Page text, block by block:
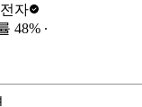
자
48% ∙